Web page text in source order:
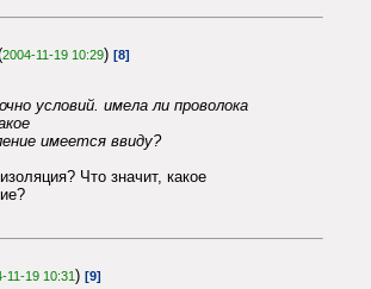
2004-11-19 10:29) [8]
условий. имела ли проволока
имеется ввиду?
Что значит, какое
11-19 10:31) [9]